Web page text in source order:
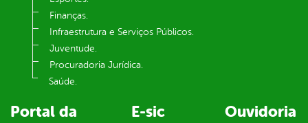
Finanças.
Infraestrutura e Serviços Públicos.
Juventude.
Procuradoria Jurídica.
Saúde.
Portal da
E-sic Ouvidoria